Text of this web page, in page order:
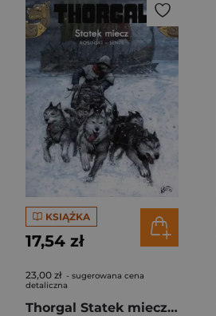
KSIĄŻKA
17,54 zł
23,00 zł - sugerowana cena
detaliczna
Thorgal Statek miecz Tom 33